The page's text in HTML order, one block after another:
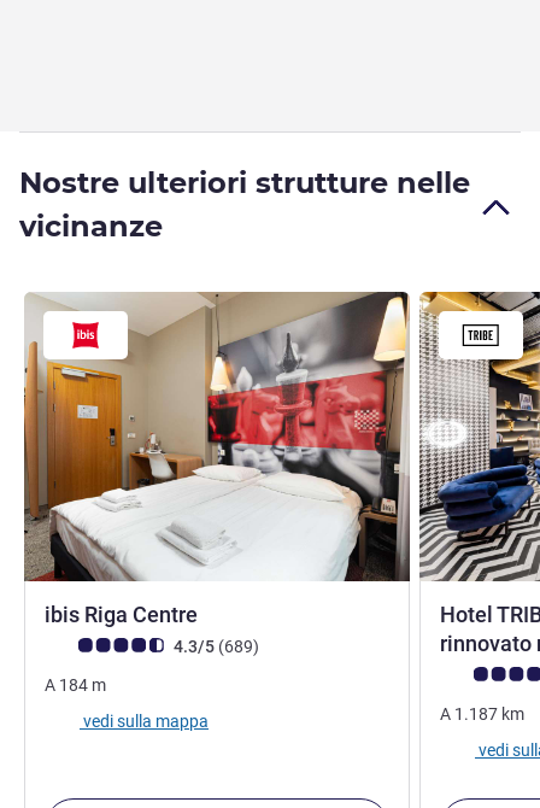
Nostre ulteriori strutture nelle
vicinanze
ibis Riga Centre
Giudizio clienti (Valutazione ALL)
4.3/5 (689recensioni
)
A 184 m
vedi sulla mappa
Hotel
rinnovato
Giudizio
A 1.187 km
vedi